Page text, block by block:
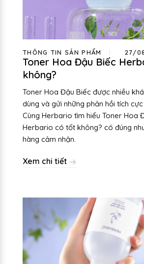
THÔNG TIN SẢN PHẨM 27/
Toner Hoa Đậu Biếc
không?
Toner Hoa Đậu Biếc được nhiều
dùng và gửi những phản hồi tích
Cùng Herbario tìm hiểu Toner Hoa
Herbario có tốt không? có đúng
hàng cảm nhận.
Xem chi tiết